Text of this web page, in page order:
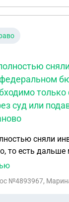
сняли
только
суд или
сняли
то есть дальше
обжаловать это
каковы мои
№4893967,